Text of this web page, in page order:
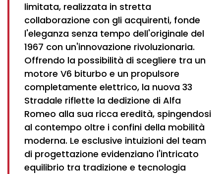
limitata, realizzata in stretta
collaborazione con gli acquirenti, fonde
l'eleganza senza tempo dell'originale del
1967 con un'innovazione rivoluzionaria.
Offrendo la possibilità di scegliere tra un
motore V6 biturbo e un propulsore
completamente elettrico, la nuova 33
Stradale riflette la dedizione di Alfa
Romeo alla sua ricca eredità, spingendosi
al contempo oltre i confini della mobilità
moderna. Le esclusive intuizioni del team
di progettazione evidenziano l'intricato
equilibrio tra tradizione e tecnologia